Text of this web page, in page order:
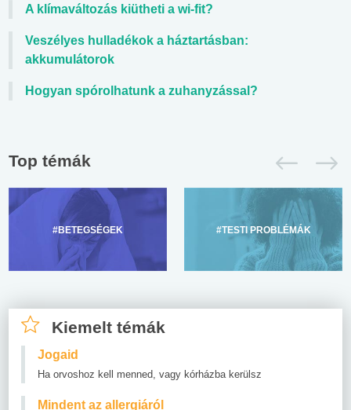
A klímaváltozás kiütheti a wi-fit?
Veszélyes hulladékok a háztartásban:
akkumulátorok
Hogyan spórolhatunk a zuhanyzással?
Top témák
#BETEGSÉGEK #TESTI PROBLÉMÁK
Kiemelt témák
Jogaid
Ha orvoshoz kell menned, vagy kórházba kerülsz
Mindent az allergiáról